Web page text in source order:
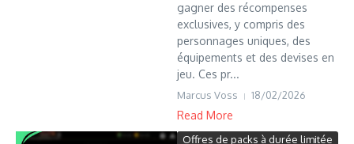
gagner des récompenses
exclusives, y compris des
personnages uniques, des
équipements et des devises en
jeu. Ces pr...
Marcus Voss 18/02/2026
Read More
Offres de packs à durée limitée